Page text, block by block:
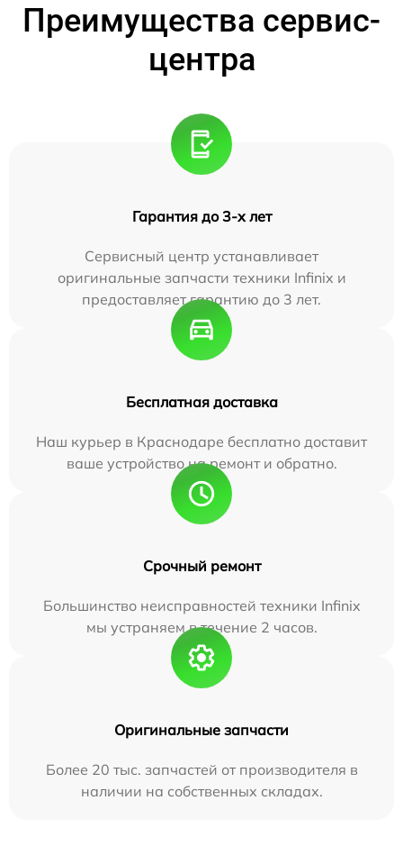
Преимущества сервис-
центра
Гарантия до 3-х лет
Сервисный центр устанавливает
оригинальные запчасти техники Infinix и
предоставляет гарантию до 3 лет.
Бесплатная доставка
Наш курьер в Краснодаре бесплатно доставит
ваше устройство на ремонт и обратно.
Срочный ремонт
Большинство неисправностей техники Infinix
мы устраняем в течение 2 часов.
Оригинальные запчасти
Более 20 тыс. запчастей от производителя в
наличии на собственных складах.